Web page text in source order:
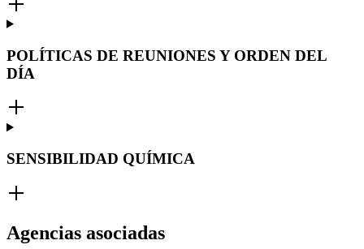
POLÍTICAS DE REUNIONES Y ORDEN DEL
DÍA
SENSIBILIDAD QUÍMICA
Agencias asociadas